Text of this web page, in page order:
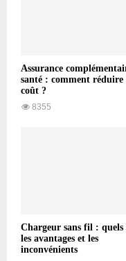
Assurance
santé : comment réduire
coût ?
8355
Chargeur sans fil : quels
les avantages et les
inconvénients